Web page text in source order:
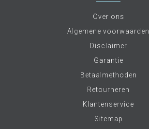
Over ons
Algemene voorwaarden
Disclaimer
Garantie
Betaalmethoden
Retourneren
Klantenservice
Sitemap